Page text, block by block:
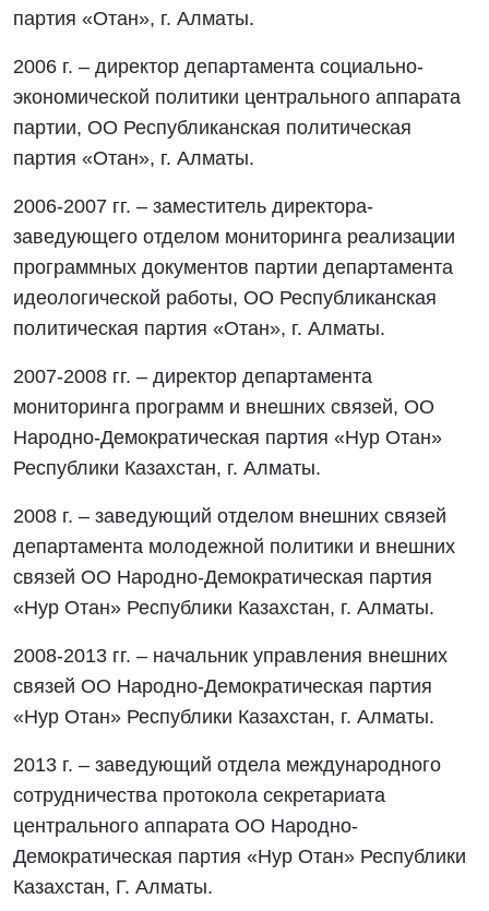
партия «Отан», г. Алматы.
2006 г. – директор департамента социально-
экономической политики центрального аппарата
партии, ОО Республиканская политическая
партия «Отан», г. Алматы.
2006-2007 гг. – заместитель директора-
заведующего отделом мониторинга реализации
программных документов партии департамента
идеологической работы, ОО Республиканская
политическая партия «Отан», г. Алматы.
2007-2008 гг. – директор департамента
мониторинга программ и внешних связей, ОО
Народно-Демократическая партия «Нур Отан»
Республики Казахстан, г. Алматы.
2008 г. – заведующий отделом внешних связей
департамента молодежной политики и внешних
связей ОО Народно-Демократическая партия
«Нур Отан» Республики Казахстан, г. Алматы.
2008-2013 гг. – начальник управления внешних
связей ОО Народно-Демократическая партия
«Нур Отан» Республики Казахстан, г. Алматы.
2013 г. – заведующий отдела международного
сотрудничества протокола секретариата
центрального аппарата ОО Народно-
Демократическая партия «Нур Отан» Республики
Казахстан, Г. Алматы.